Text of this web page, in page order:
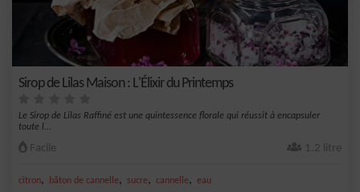
Sirop de Lilas Maison : L'Élixir du Printemps
Le Sirop de Lilas Raffiné est une quintessence florale qui réussit à encapsuler
toute l...
Facile 1.2 litre
citron, bâton de cannelle, sucre, cannelle, eau